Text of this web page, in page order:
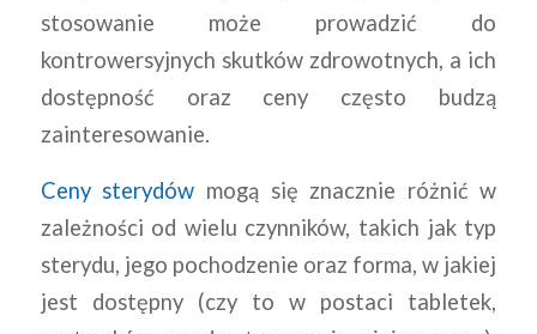
stosowanie może prowadzić do
kontrowersyjnych skutków zdrowotnych, a ich
dostępność oraz ceny często budzą
zainteresowanie.
Ceny sterydów mogą się znacznie różnić w
zależności od wielu czynników, takich jak typ
sterydu, jego pochodzenie oraz forma, w jakiej
jest dostępny (czy to w postaci tabletek,